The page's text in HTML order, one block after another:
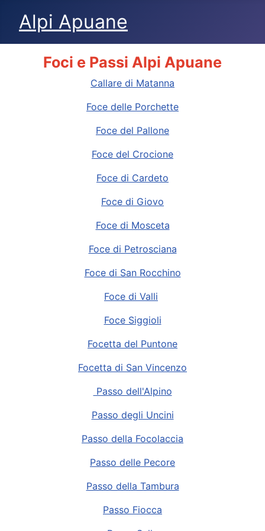
Alpi Apuane
Foci e Passi Alpi Apuane
Callare di Matanna
Foce delle Porchette
Foce del Pallone
Foce del Crocione
Foce di Cardeto
Foce di Giovo
Foce di Mosceta
Foce di Petrosciana
Foce di San Rocchino
Foce di Valli
Foce Siggioli
Focetta del Puntone
Focetta di San Vincenzo
Passo dell'Alpino
Passo degli Uncini
Passo della Focolaccia
Passo delle Pecore
Passo della Tambura
Passo Fiocca